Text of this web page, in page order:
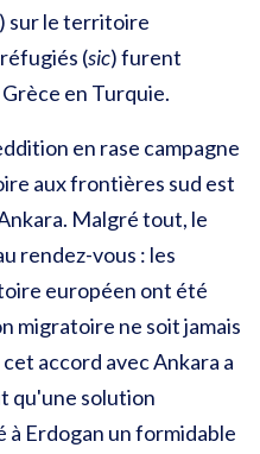
sur le territoire
(sic) furent
en Turquie.
en rase campagne
aux frontières sud est
Malgré tout, le
rendez-vous : les
européen ont été
migratoire ne soit jamais
accord avec Ankara a
qu'une solution
à Erdogan un formidable